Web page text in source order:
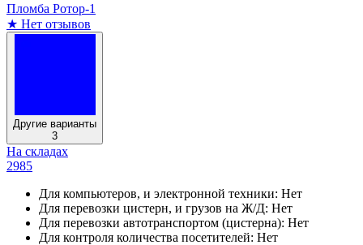
Пломба Ротор-1
★ Нет отзывов
Другие варианты
3
На складах
2985
Для компьютеров, и электронной техники: Нет
Для перевозки цистерн, и грузов на Ж/Д: Нет
Для перевозки автотранспортом (цистерна): Нет
Для контроля количества посетителей: Нет